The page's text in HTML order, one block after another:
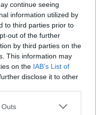
continue seeing
information utilized by
to third parties prior to
out of the further
by third parties on the
This information may
on the IAB’s List of
disclose it to other
Outs
como el
Mason
y Russell Bierke;
vasco Natxo
a tener un peso
lanzaroteños